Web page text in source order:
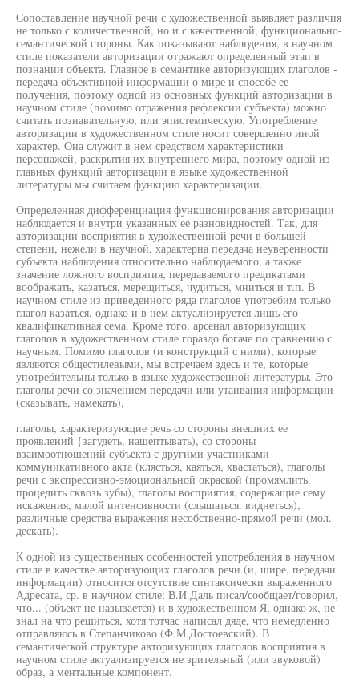
Сопоставление научной речи с художественной выявляет различия
не только с количественной, но и с качественной, функционально-
семантической стороны. Как показывают наблюдения, в научном
стиле показатели авторизации отражают определенный этап в
познании объекта. Главное в семантике авторизующих глаголов -
передача объективной информации о мире и способе ее
получения, поэтому одной из основных функций авторизации в
научном стиле (помимо отражения рефлексии субъекта) можно
считать познавательную, или эпистемическую. Употребление
авторизации в художественном стиле носит совершенно иной
характер. Она служит в нем средством характеристики
персонажей, раскрытия их внутреннего мира, поэтому одной из
главных функций авторизации в языке художественной
литературы мы считаем функцию характеризации.
Определенная дифференциация функционирования авторизации
наблюдается и внутри указанных ее разновидностей. Так, для
авторизации восприятия в художественной речи в большей
степени, нежели в научной, характерна передача неуверенности
субъекта наблюдения относительно наблюдаемого, а также
значение ложного восприятия, передаваемого предикатами
воображать, казаться, мерещиться, чудиться, мниться и т.п. В
научном стиле из приведенного ряда глаголов употребим только
глагол казаться, однако и в нем актуализируется лишь его
квалификативная сема. Кроме того, арсенал авторизующих
глаголов в художественном стиле гораздо богаче по сравнению с
научным. Помимо глаголов (и конструкций с ними), которые
являются общестилевыми, мы встречаем здесь и те, которые
употребительны только в языке художественной литературы. Это
глаголы речи со значением передачи или утаивания информации
(сказывать, намекать),
глаголы, характеризующие речь со стороны внешних ее
проявлений {загудеть, нашептывать), со стороны
взаимоотношений субъекта с другими участниками
коммуникативного акта (клясться, каяться, хвастаться), глаголы
речи с экспрессивно-эмоциональной окраской (промямлить,
процедить сквозь зубы), глаголы восприятия, содержащие сему
искажения, малой интенсивности (слышаться. виднеться),
различные средства выражения несобственно-прямой речи (мол.
дескать).
К одной из существенных особенностей употребления в научном
стиле в качестве авторизующих глаголов речи (и, шире, передачи
информации) относится отсутствие синтаксически выраженного
Адресата, ср. в научном стиле: В.И.Даль писал/сообщает/говорил,
что... (объект не называется) и в художественном Я, однако ж, не
знал на что решиться, хотя тотчас написал дяде, что немедленно
отправляюсь в Степанчиково (Ф.М.Достоевский). В
семантической структуре авторизующих глаголов восприятия в
научном стиле актуализируется не зрительный (или звуковой)
образ, а ментальные компонент.